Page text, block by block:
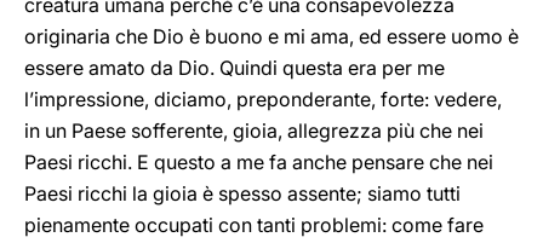
creatura umana perché c’è una consapevolezza
originaria che Dio è buono e mi ama, ed essere uomo è
essere amato da Dio. Quindi questa era per me
l’impressione, diciamo, preponderante, forte: vedere,
in un Paese sofferente, gioia, allegrezza più che nei
Paesi ricchi. E questo a me fa anche pensare che nei
Paesi ricchi la gioia è spesso assente; siamo tutti
pienamente occupati con tanti problemi: come fare